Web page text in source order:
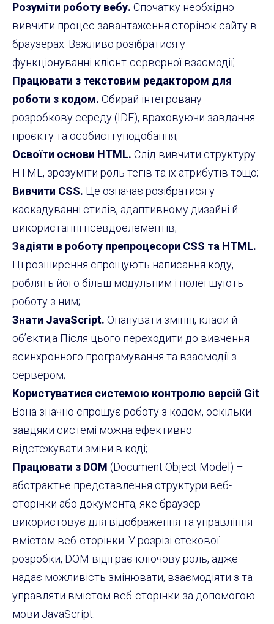
Розуміти роботу вебу. Спочатку необхідно
вивчити процес завантаження сторінок сайту в
браузерах. Важливо розібратися у
функціонуванні клієнт-серверної взаємодії;
Працювати з текстовим редактором для
роботи з кодом. Обирай інтегровану
розробкову середу (IDE), враховуючи завдання
проєкту та особисті уподобання;
Освоїти основи HTML. Слід вивчити структуру
HTML, зрозуміти роль тегів та їх атрибутів тощо;
Вивчити CSS. Це означає розібратися у
каскадуванні стилів, адаптивному дизайні й
використанні псевдоелементів;
Задіяти в роботу препроцесори CSS та HTML.
Ці розширення спрощують написання коду,
роблять його більш модульним і полегшують
роботу з ним;
Знати JavaScript. Опанувати змінні, класи й
об’єкти,а Після цього переходити до вивчення
асинхронного програмування та взаємодії з
сервером;
Користуватися системою контролю версій Git
Вона значно спрощує роботу з кодом, оскільки
завдяки системі можна ефективно
відстежувати зміни в коді;
Працювати з DOM (Document Object Model) –
абстрактне представлення структури веб-
сторінки або документа, яке браузер
використовує для відображення та управління
вмістом веб-сторінки. У розрізі стекової
розробки, DOM відіграє ключову роль, адже
надає можливість змінювати, взаємодіяти з та
управляти вмістом веб-сторінки за допомогою
мови JavaScript.